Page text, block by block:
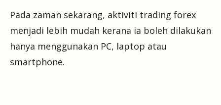
Pada zaman sekarang, aktiviti trading forex
menjadi lebih mudah kerana ia boleh dilakukan
hanya menggunakan PC, laptop atau
smartphone.